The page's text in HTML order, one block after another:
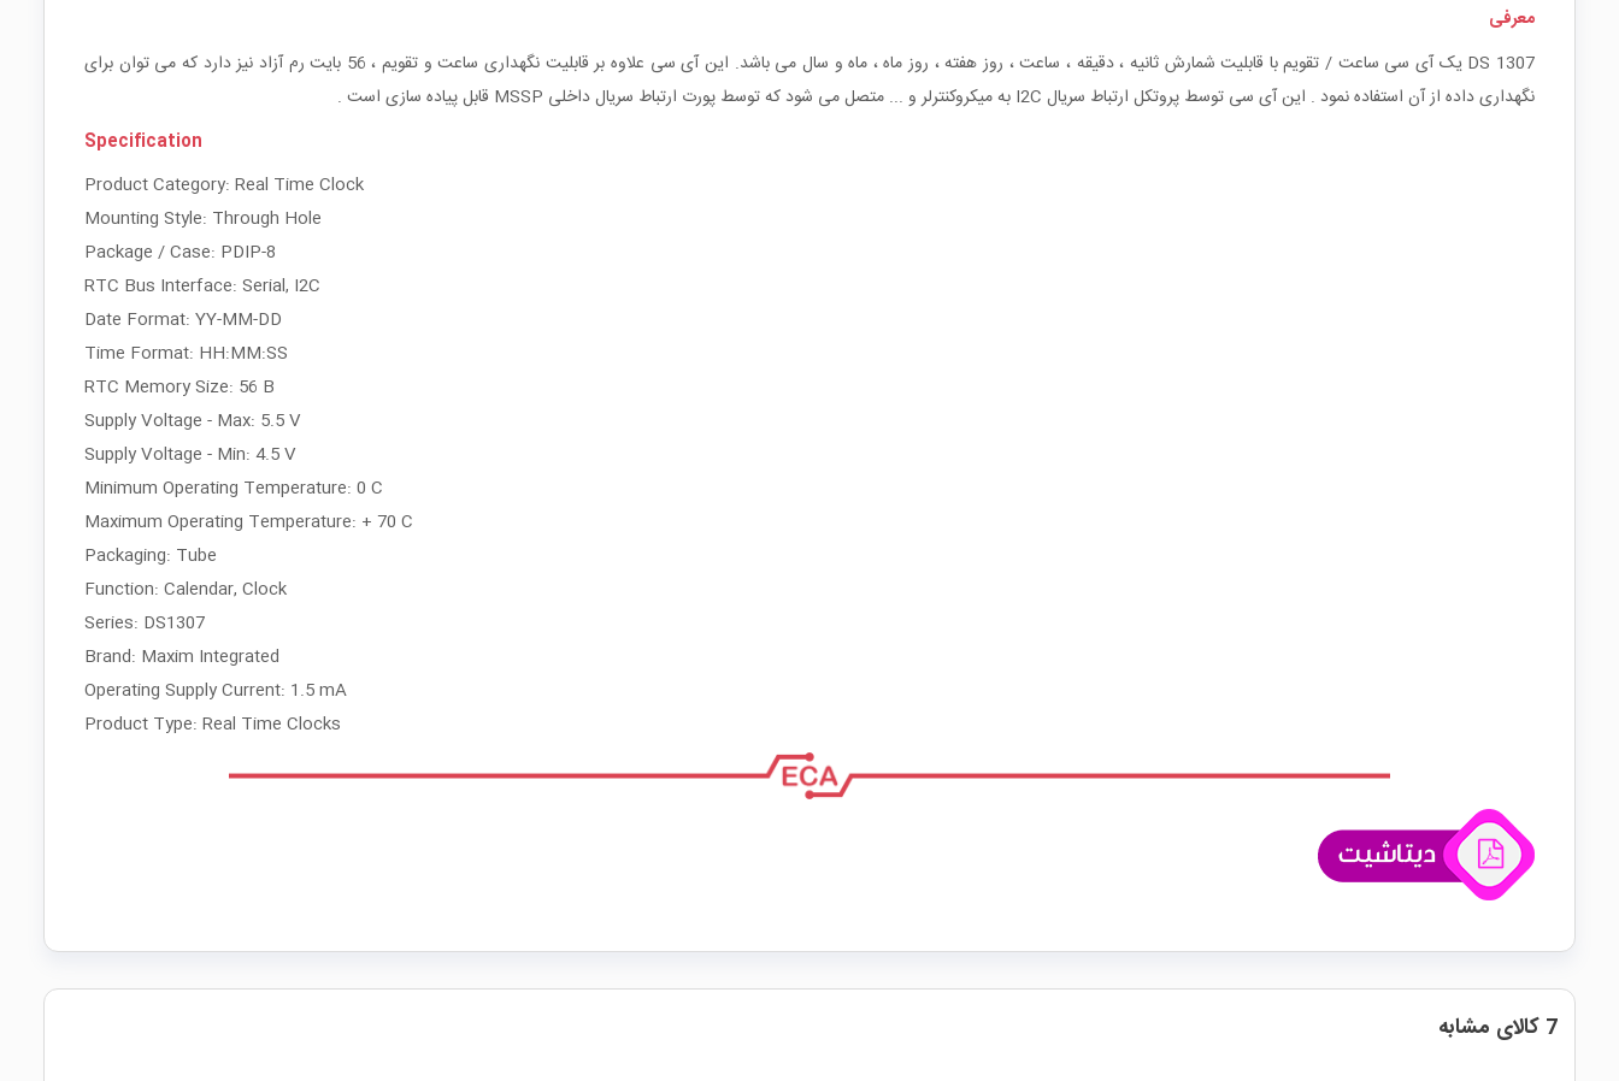
معرفی
DS 1307 یک آی سی ساعت / تقویم با قابلیت شمارش ثانیه ، دقیقه ، ساعت ، روز هفته ، روز ماه ، ماه و سال می باشد. این آی سی علاوه بر قابلیت نگهداری ساعت و تقویم ، 56 بایت رم آزاد نیز دارد که می توان برای
نگهداری داده از آن استفاده نمود . این آی سی توسط پروتکل ارتباط سریال I2C به میکروکنترلر و ... متصل می شود که توسط پورت ارتباط سریال داخلی MSSP قابل پیاده سازی است .
Specification
Product Category: Real Time Clock
Mounting Style: Through Hole
Package / Case: PDIP-8
RTC Bus Interface: Serial, I2C
Date Format: YY-MM-DD
Time Format: HH:MM:SS
RTC Memory Size: 56 B
Supply Voltage - Max: 5.5 V
Supply Voltage - Min: 4.5 V
Minimum Operating Temperature: 0 C
Maximum Operating Temperature: + 70 C
Packaging: Tube
Function: Calendar, Clock
Series: DS1307
Brand: Maxim Integrated
Operating Supply Current: 1.5 mA
Product Type: Real Time Clocks
7 کالای مشابه